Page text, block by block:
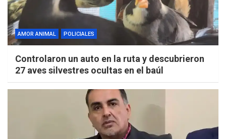
AMOR ANIMAL POLICIALES
Controlaron un auto en la ruta y descubrieron
27 aves silvestres ocultas en el baúl